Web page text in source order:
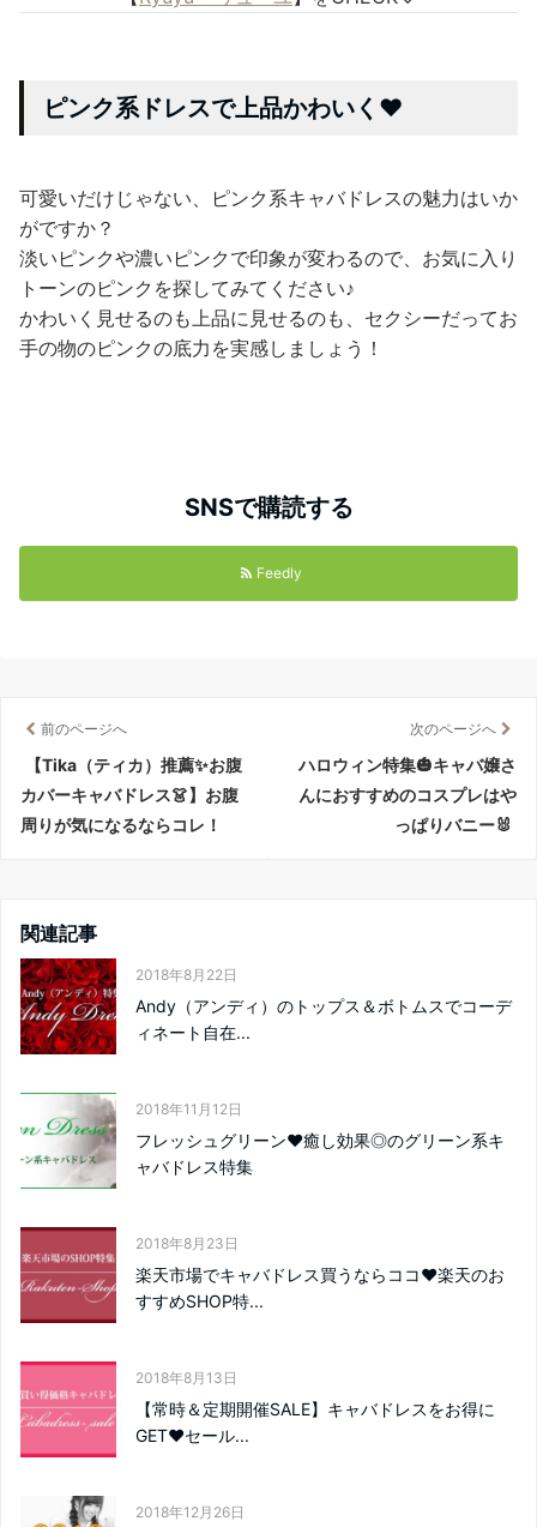
ピンク系ドレスで上品かわいく❤
可愛いだけじゃない、ピンク系キャバドレスの魅力はいか
がですか？
淡いピンクや濃いピンクで印象が変わるので、お気に入り
トーンのピンクを探してみてください♪
かわいく見せるのも上品に見せるのも、セクシーだってお
手の物のピンクの底力を実感しましょう！
SNSで購読する
Feedly
前のページへ
【Tika（ティカ）推薦✨お腹
カバーキャバドレス👗】お腹
周りが気になるならコレ！
次のページへ
ハロウィン特集🎃キャバ嬢さ
んにおすすめのコスプレはや
っぱりバニー🐰
関連記事
2018年8月22日
Andy（アンディ）のトップス＆ボトムスでコーデ
ィネート自在...
2018年11月12日
フレッシュグリーン❤癒し効果◎のグリーン系キ
ャバドレス特集
2018年8月23日
楽天市場でキャバドレス買うならココ❤楽天のお
すすめSHOP特...
2018年8月13日
【常時＆定期開催SALE】キャバドレスをお得に
GET❤セール...
2018年12月26日